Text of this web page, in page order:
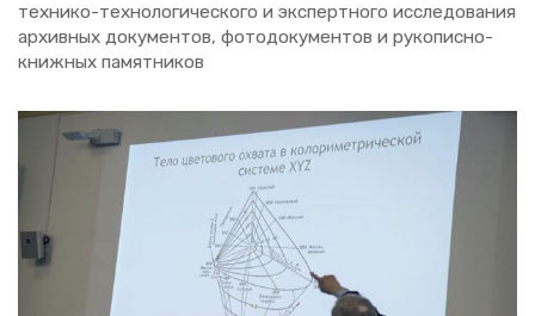
тех­ни­ко-тех­но­ло­ги­че­ско­го и экс­перт­но­го ис­сле­до­ва­ния
ар­хив­ных до­ку­мен­тов, фо­то­до­ку­мен­тов и ру­ко­пис­но-
книж­ных па­мят­ни­ков